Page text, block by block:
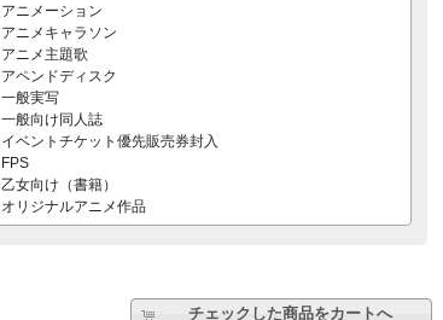
アニメーション
アニメキャラソン
アニメ主題歌
アペンドディスク
一般実写
一般向け同人誌
イベントチケット優先販売券封入
FPS
乙女向け（書籍）
オリジナルアニメ作品
チェックした商品をカートへ